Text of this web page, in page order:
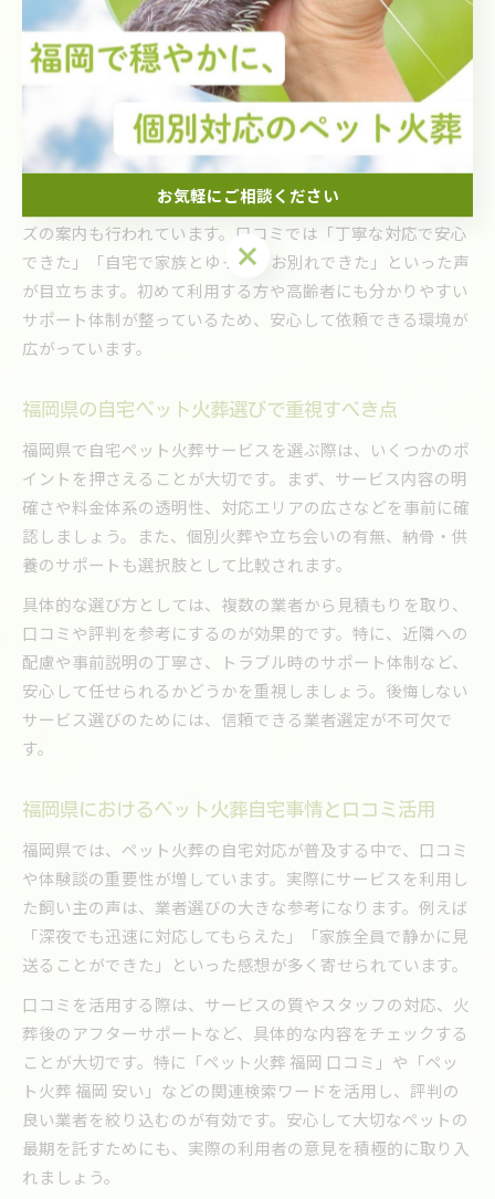
自宅でペット火葬を行う際に重視されているのが、安心して
利用できる体制です。事前の説明や近隣への配慮、専用車両
の使用など、トラブル防止やマナーを徹底したサービスが増
えています。飼い主の不安を取り除くため、火葬の流れや立
ち会い方法、遺骨の取り扱いについても丁寧に案内されるの
が特徴です。
また、希望者には納骨や供養のオプション、メモリアルグッ
ズの案内も行われています。口コミでは「丁寧な対応で安心
できた」「自宅で家族とゆっくりお別れできた」といった声
が目立ちます。初めて利用する方や高齢者にも分かりやすい
サポート体制が整っているため、安心して依頼できる環境が
広がっています。
福岡県の自宅ペット火葬選びで重視すべき点
福岡県で自宅ペット火葬サービスを選ぶ際は、いくつかのポ
イントを押さえることが大切です。まず、サービス内容の明
確さや料金体系の透明性、対応エリアの広さなどを事前に確
認しましょう。また、個別火葬や立ち会いの有無、納骨・供
養のサポートも選択肢として比較されます。
具体的な選び方としては、複数の業者から見積もりを取り、
口コミや評判を参考にするのが効果的です。特に、近隣への
配慮や事前説明の丁寧さ、トラブル時のサポート体制など、
安心して任せられるかどうかを重視しましょう。後悔しない
サービス選びのためには、信頼できる業者選定が不可欠で
す。
福岡県におけるペット火葬自宅事情と口コミ活用
福岡県では、ペット火葬の自宅対応が普及する中で、口コミ
や体験談の重要性が増しています。実際にサービスを利用し
た飼い主の声は、業者選びの大きな参考になります。例えば
「深夜でも迅速に対応してもらえた」「家族全員で静かに見
送ることができた」といった感想が多く寄せられています。
口コミを活用する際は、サービスの質やスタッフの対応、火
葬後のアフターサポートなど、具体的な内容をチェックする
ことが大切です。特に「ペット火葬 福岡 口コミ」や「ペッ
ト火葬 福岡 安い」などの関連検索ワードを活用し、評判の
良い業者を絞り込むのが有効です。安心して大切なペットの
最期を託すためにも、実際の利用者の意見を積極的に取り入
れましょう。
お気軽にご相談ください
お気軽にご相談ください